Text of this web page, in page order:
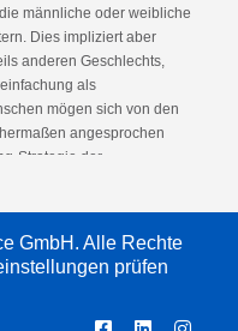
männliche oder weibliche
Dies impliziert aber
anderen Geschlechts,
als
mögen sich von den
angesprochen
Strategie der
GmbH. Alle Rechte
prüfen